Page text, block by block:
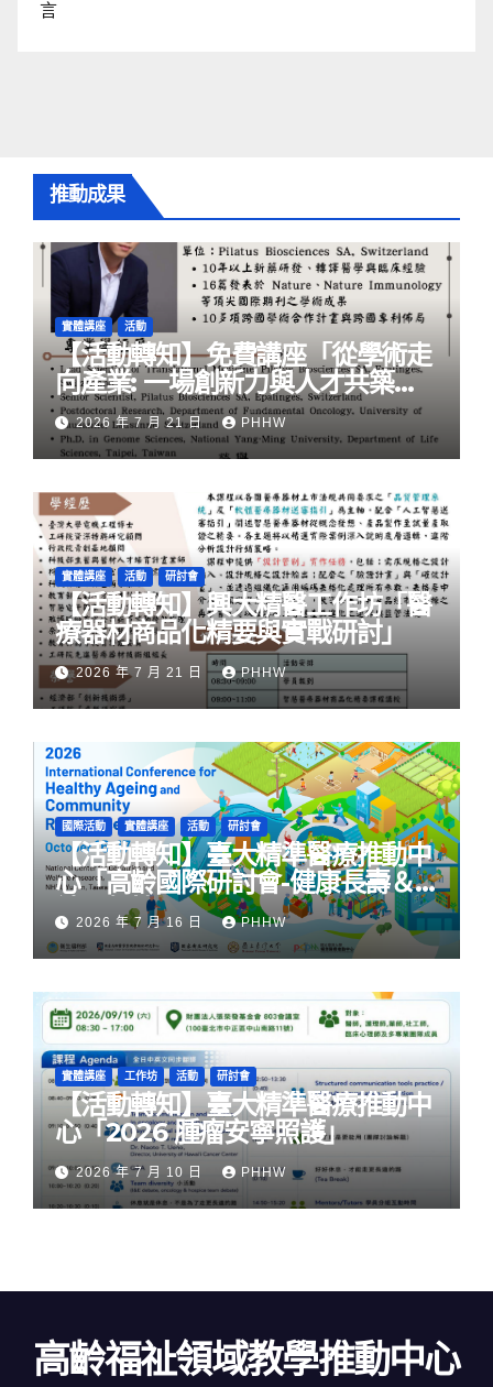
言
推動成果
實體講座 活動
【活動轉知】免費講座「從學術走
向產業: ⼀場創新力與⼈才共築的
旅程」
2026 年 7 月 21 日 PHHW
實體講座 活動 研討會
【活動轉知】興大精醫工作坊「醫
療器材商品化精要與實戰研討」
2026 年 7 月 21 日 PHHW
國際活動 實體講座 活動 研討會
【活動轉知】臺大精準醫療推動中
心「高齡國際研討會-健康長壽＆
社區韌性」
2026 年 7 月 16 日 PHHW
實體講座 工作坊 活動 研討會
【活動轉知】臺大精準醫療推動中
心「2026 腫瘤安寧照護」
2026 年 7 月 10 日 PHHW
高齡福祉領域教學推動中心